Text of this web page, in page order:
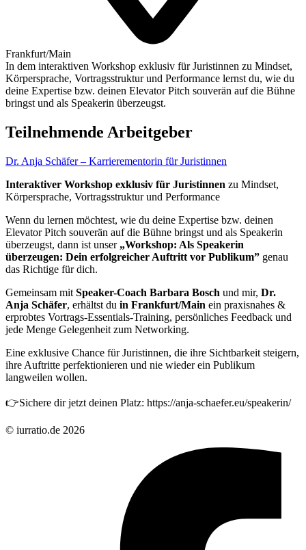
Frankfurt/Main
In dem interaktiven Workshop exklusiv für Juristinnen zu Mindset,
Körpersprache, Vortragsstruktur und Performance lernst du, wie du
deine Expertise bzw. deinen Elevator Pitch souverän auf die Bühne
bringst und als Speakerin überzeugst.
Teilnehmende Arbeitgeber
Dr. Anja Schäfer – Karrierementorin für Juristinnen
Interaktiver Workshop exklusiv für Juristinnen zu Mindset,
Körpersprache, Vortragsstruktur und Performance
Wenn du lernen möchtest, wie du deine Expertise bzw. deinen
Elevator Pitch souverän auf die Bühne bringst und als Speakerin
überzeugst, dann ist unser „Workshop: Als Speakerin
überzeugen: Dein erfolgreicher Auftritt vor Publikum” genau
das Richtige für dich.
Gemeinsam mit Speaker-Coach Barbara Bosch und mir, Dr.
Anja Schäfer, erhältst du in Frankfurt/Main ein praxisnahes &
erprobtes Vortrags-Essentials-Training, persönliches Feedback und
jede Menge Gelegenheit zum Networking.
Eine exklusive Chance für Juristinnen, die ihre Sichtbarkeit steigern,
ihre Auftritte perfektionieren und nie wieder ein Publikum
langweilen wollen.
👉Sichere dir jetzt deinen Platz: https://anja-schaefer.eu/speakerin/
© iurratio.de 2026